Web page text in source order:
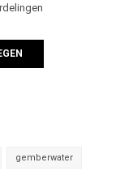
gemberwater